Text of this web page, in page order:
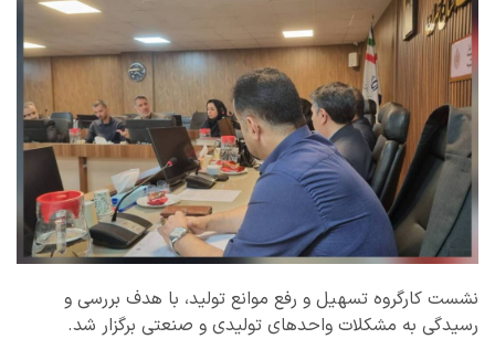
نشست کارگروه تسهیل و رفع موانع تولید، با هدف بررسی و
رسیدگی به مشکلات واحدهای تولیدی و صنعتی برگزار شد.